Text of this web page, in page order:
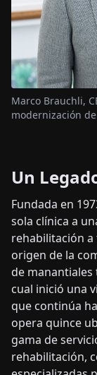
Un
Fundada en
sola clínica a
rehabilitación a
origen de la
de manantiales
cual inició una
que continúa
opera quince
gama de
rehabilitación,
Marco Brauchli,
modernización